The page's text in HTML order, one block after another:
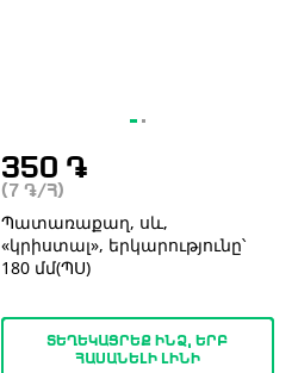
350 ֏
(7 ֏/Հ)
Պատառաքաղ, սև,
«կրիստալ», երկարությունը՝
180 մմ(ՊՍ)
ՏԵՂԵԿԱՑՐԵՔ ԻՆՁ, ԵՐԲ
ՀԱՍԱՆԵԼԻ ԼԻՆԻ